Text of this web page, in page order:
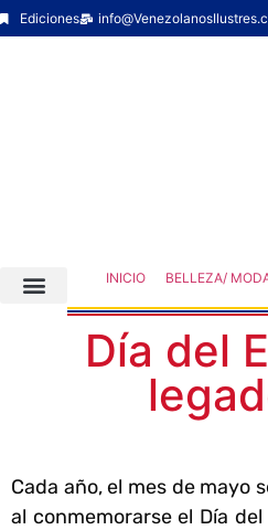
Ediciones
INICIO BELLEZA/
Día del
Cada año, el mes de mayo
al conmemorarse el Día